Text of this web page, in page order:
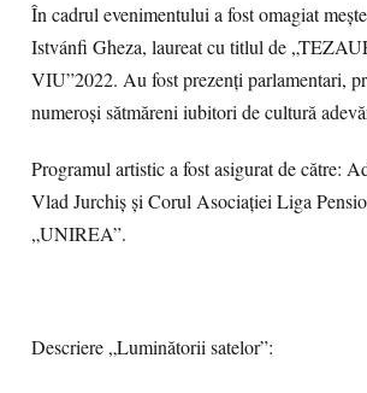
În cadrul evenimentului a fost omagiat
Istvánfi Gheza, laureat cu titlul de
VIU”2022. Au fost prezenți parlamentari,
numeroși sătmăreni iubitori de cultură
Programul artistic a fost asigurat de către:
Vlad Jurchiș și Corul Asociației Liga
„UNIREA”.
Descriere „Luminătorii satelor”: